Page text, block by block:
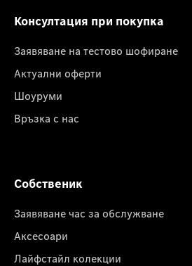
Консултация при покупка
Заявяване на тестово шофиране
Актуални оферти
Шоуруми
Връзка с нас
Собственик
Заявяване час за обслужване
Аксесоари
Лайфстайл колекции